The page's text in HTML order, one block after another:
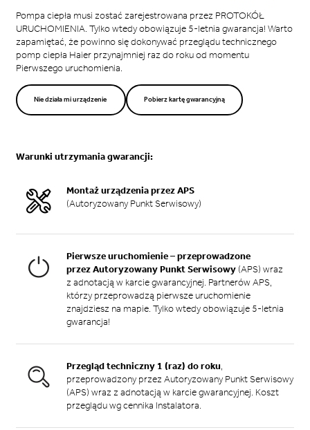
Pompa ciepła musi zostać zarejestrowana przez PROTOKÓŁ
URUCHOMIENIA. Tylko wtedy obowiązuje 5-letnia gwarancja! Warto
zapamiętać, że powinno się dokonywać przeglądu technicznego
pomp ciepła Haier przynajmniej raz do roku od momentu
Pierwszego uruchomienia.
Nie działa mi urządzenie Pobierz kartę gwarancyjną
Warunki utrzymania gwarancji:
Montaż urządzenia przez APS
(Autoryzowany Punkt Serwisowy)
Pierwsze uruchomienie – przeprowadzone
przez Autoryzowany Punkt Serwisowy (APS) wraz
z adnotacją w karcie gwarancyjnej. Partnerów APS,
którzy przeprowadzą pierwsze uruchomienie
znajdziesz na mapie. Tylko wtedy obowiązuje 5-letnia
gwarancja!
Przegląd techniczny 1 (raz) do roku,
przeprowadzony przez Autoryzowany Punkt Serwisowy
(APS) wraz z adnotacją w karcie gwarancyjnej. Koszt
przeglądu wg cennika Instalatora.